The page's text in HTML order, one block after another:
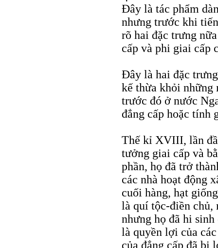
Đây là tác phẩm
nhưng trước khi
rõ hai đặc trưng
cấp và phi giai cấp
Đây là hai đặc
kế thừa khỏi những
trước đó ở nước
đẳng cấp hoặc tính
Thế kỉ XVIII, lần
tưởng giai cấp và
phần, họ đã trở
các nhà hoạt động
cuối hàng, hạt
là quí tộc-điền chủ,
nhưng họ đã hi
là quyền lợi của
của đẳng cấp đã bị